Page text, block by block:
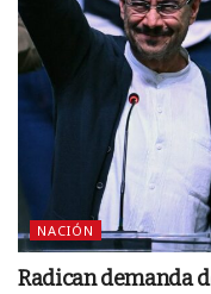
NACIÓN
Radican demanda